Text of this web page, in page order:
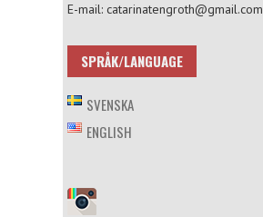
E-mail: catarinatengroth@gmail.com
SPRÅK/LANGUAGE
SVENSKA
ENGLISH